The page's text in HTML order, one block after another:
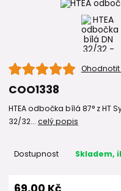
COO1338
HTEA odbočka bílá 87° z HT
32/32... celý popis
Dostupnost Skladem,